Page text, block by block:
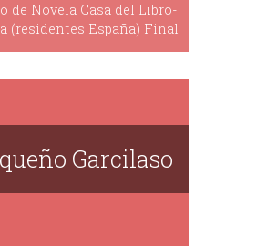
de Novela Casa del Libro-
(residentes España) Final
Garcilaso